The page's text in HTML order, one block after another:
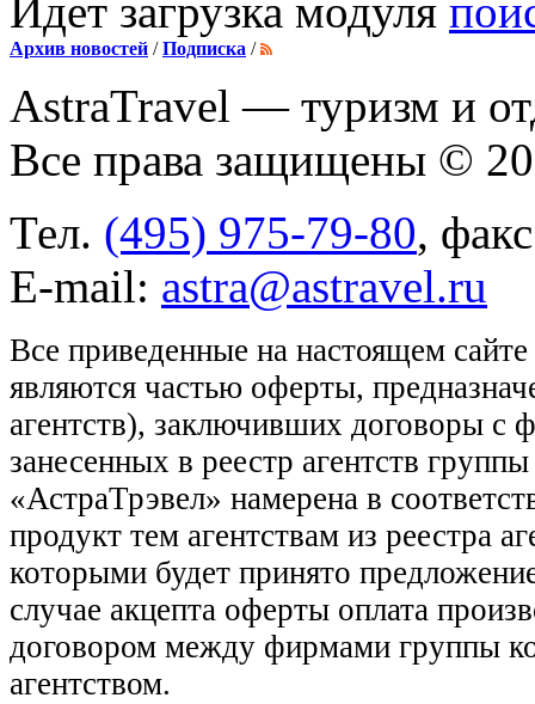
Идет загрузка модуля
Архив новостей /Подписка /
AstraTravel — туризм и
Все права защищены ©
Тел. (495) 975-79-80,
E-mail: astra@astravel.ru
Все приведенные на настоящем
являются частью оферты,
агентств), заключивших договоры
занесенных в реестр агентств
«АстраТрэвел» намерена в
продукт тем агентствам из реестра
которыми будет принято
случае акцепта оферты оплата
договором между фирмами группы
агентством.